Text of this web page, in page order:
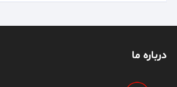
درباره ما